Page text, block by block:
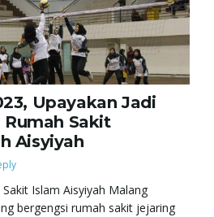
Upayakan Jadi
Sakit
Aisyiyah
Islam Aisyiyah Malang
bergengsi rumah sakit jejaring